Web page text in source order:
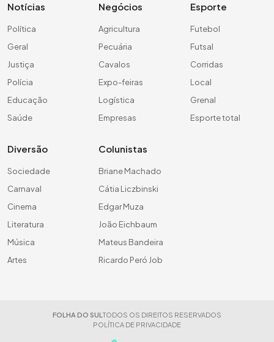
Notícias
Política
Geral
Justiça
Polícia
Educação
Saúde
Negócios
Agricultura
Pecuária
Cavalos
Expo-feiras
Logística
Empresas
Esporte
Futebol
Futsal
Corridas
Local
Grenal
Esporte total
Diversão
Sociedade
Carnaval
Cinema
Literatura
Música
Artes
Colunistas
Briane Machado
Cátia Liczbinski
Edgar Muza
João Eichbaum
Mateus Bandeira
Ricardo Peró Job
FOLHA DO SUL TODOS OS DIREITOS RESERVADOS
POLÍTICA DE PRIVACIDADE